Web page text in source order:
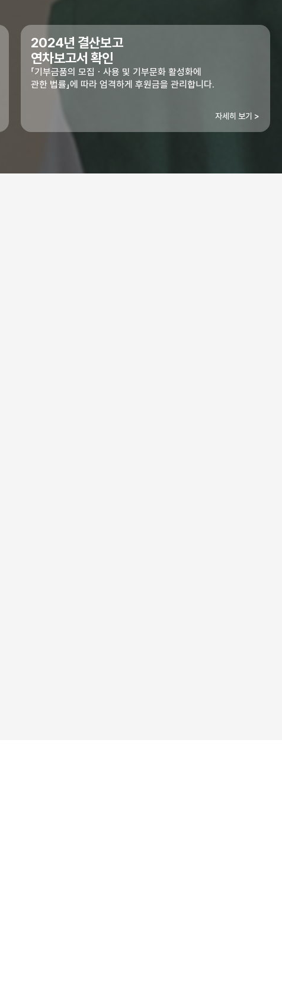
2024년 결산보고
연차보고서 확인
「기부금품의 모집ㆍ사용 및 기부문화 활성화에
관한 법률」에 따라 엄격하게 후원금을 관리합니다.
자세히 보기 >